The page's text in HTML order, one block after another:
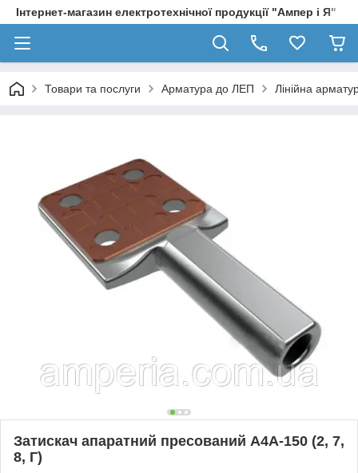
Інтернет-магазин електротехнічної продукції "Ампер і Я"
Товари та послуги Арматура до ЛЕП Лінійна
Затискач апаратний пресований А4А-150 (2, 7,
8, Г)